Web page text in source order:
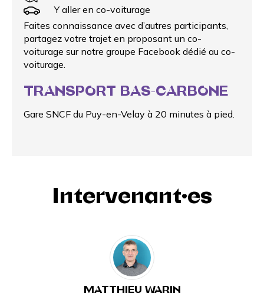
Y aller en co-voiturage
Faites connaissance avec d’autres participants,
partagez votre trajet en proposant un co-
voiturage sur notre groupe Facebook dédié au co-
voiturage.
TRANSPORT BAS-CARBONE
Gare SNCF du Puy-en-Velay à 20 minutes à pied.
Intervenant·es
MATTHIEU WARIN